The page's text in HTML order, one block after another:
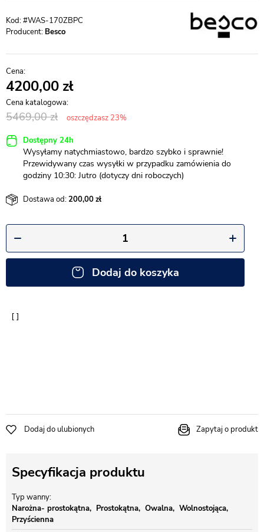
#WAS-170ZBPC
Producent: Besco
4200,00
5469,00 oszczędzasz 23%
Dostępny 24h
Wysyłamy natychmiastowo, bardzo szybko i sprawnie!
Przewidywany czas wysyłki w przypadku zamówienia do
godziny 10:30: Jutro (dotyczy dni roboczych)
Dostawa od:200,00
Dodaj do koszyka
Dodaj do ulubionych Zapytaj o produkt
Specyfikacja produktu
Typ wanny
Narożna- prostokątna
Prostokątna Owalna
Wolnostojąca
Przyścienna